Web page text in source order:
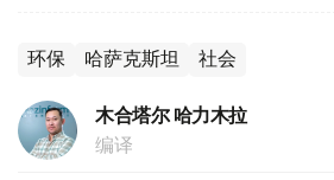
环保 哈萨克斯坦 社会
木合塔尔 哈力木拉
编译